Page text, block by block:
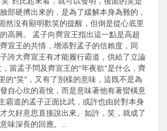
部硬擠出來的，是為了緩解本身為難的，
然沒有顯明歡笑的提醒，但倒是從心底里
高興。 孟子向齊宣王指出這一點是高超
宣王的共情，增添對孟子的信賴度，同
誇大齊宣王有才能履行霸道，供給了立論
當孟子問及齊宣王的“年夜欲”是什么，齊
的“笑”，又有了別樣的意味，這既不是為
自心坎的喜悅，而是意味著他有著蠻橫意
霸道的孟子正面比武，或許也由於對本身
欠好意思直接說出來。如許，笑，就成了
味深長的回應。…